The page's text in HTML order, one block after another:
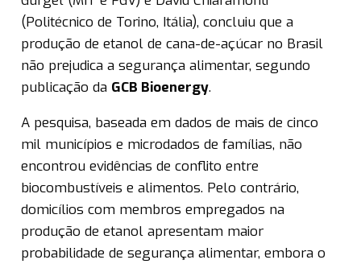
(Politécnico de Torino, Itália), concluiu que a
produção de etanol de cana-de-açúcar no Brasil
não prejudica a segurança alimentar, segundo
publicação da GCB Bioenergy.
A pesquisa, baseada em dados de mais de cinco
mil municípios e microdados de famílias, não
encontrou evidências de conflito entre
biocombustíveis e alimentos. Pelo contrário,
domicílios com membros empregados na
produção de etanol apresentam maior
probabilidade de segurança alimentar, embora o